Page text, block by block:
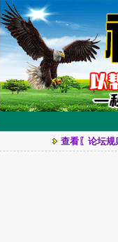
查看〖论坛规